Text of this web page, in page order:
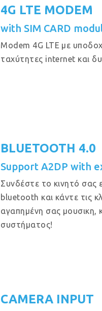
4G LTE MODEM
with SIM CARD
Modem 4G LTE με
ταχύτητες internet και
BLUETOOTH 4.0
Support A2DP with
Συνδέστε το κινητό σας
bluetooth και κάντε τις
αγαπημένη σας
συστήματος!
CAMERA INPUT